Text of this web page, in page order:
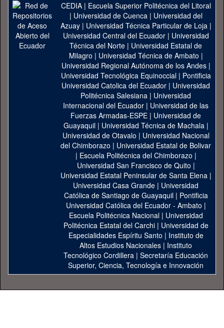
CEDIA| Escuela Superior Politécnica del Litoral
| Universidad de Cuenca| Universidad del
Azuay| Universidad Técnica Particular de Loja|
Universidad Central del Ecuador| Universidad
Técnica del Norte | Universidad Estatal de
Milagro | Universidad Técnica de Ambato |
Universidad Regional Autónoma de los Andes|
Universidad Tecnológica Equinoccial| Pontificia
Universidad Catolica del Ecuador | Universidad
Politécnica Salesiana | Universidad
Internacional del Ecuador | Universidad de las
Fuerzas Armadas-ESPE | Universidad de
Guayaquil| Universidad Técnica de Machala|
Universidad de Otavalo | Universidad Nacional
del Chimborazo | Universidad Estatal de Bolivar
| Escuela Politécnica del Chimborazo |
Universidad San Francisco de Quito |
Universidad Estatal Peninsular de Santa Elena|
Universidad Casa Grande | Universidad
Católica de Santiago de Guayaquil| Pontificia
Universidad Católica del Ecuador - Ambato |
Escuela Politécnica Nacional| Universidad
Politécnica Estatal del Carchi| Universidad de
Especialidades Espíritu Santo | Instituto de
Altos Estudios Nacionales | Instituto
Tecnológico Cordillera | Secretaría Educación
Superior, Ciencia, Tecnología e Innovación